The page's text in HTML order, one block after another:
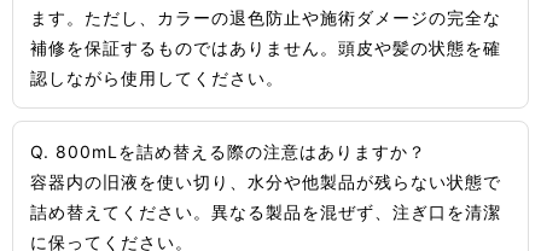
ます。ただし、カラーの退色防止や施術ダメージの完全な
補修を保証するものではありません。頭皮や髪の状態を確
認しながら使用してください。
Q. 800mLを詰め替える際の注意はありますか？
容器内の旧液を使い切り、水分や他製品が残らない状態で
詰め替えてください。異なる製品を混ぜず、注ぎ口を清潔
に保ってください。